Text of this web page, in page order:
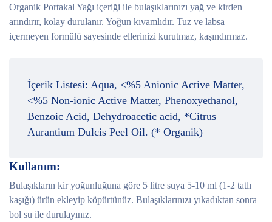
Organik Portakal Yağı içeriği ile bulaşıklarınızı yağ ve kirden
arındırır, kolay durulanır. Yoğun kıvamlıdır. Tuz ve labsa
içermeyen formülü sayesinde ellerinizi kurutmaz, kaşındırmaz.
İçerik Listesi: Aqua, <%5 Anionic Active Matter,
<%5 Non-ionic Active Matter, Phenoxyethanol,
Benzoic Acid, Dehydroacetic acid, *Citrus
Aurantium Dulcis Peel Oil. (* Organik)
Kullanım:
Bulaşıkların kir yoğunluğuna göre 5 litre suya 5-10 ml (1-2 tatlı
kaşığı) ürün ekleyip köpürtünüz. Bulaşıklarınızı yıkadıktan sonra
bol su ile durulayınız.